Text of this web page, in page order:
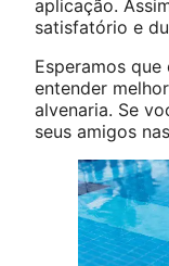
aplicação.
satisfatório e
Esperamos
entender
alvenaria. Se
seus amigos